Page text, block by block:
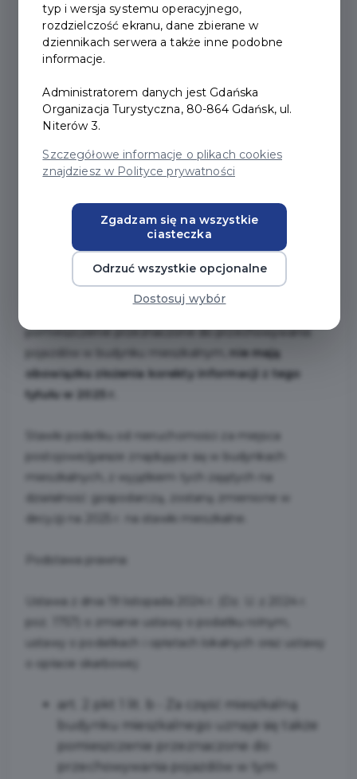
GARAŻ LUB MIEJSCE
POSTOJOWE W
do przechowywania pojazdów znajdujące się w
gospodarczą,będą opodatkowane niższą stawką
tj. stawką przewidzianą dla budynków mieszkalnych
lub ich części.
Osoby fizyczne, którym przysługuje tytuł odrębnej
pomieszczenie przeznaczone do przechowywania
nie mają
obowiązku złożenia korekty informacji z tego
tytułu w 2025 r.
Stawki podatku od nieruchomości za miejsca
postojowe/garaże znajdujące się w budynkach
mieszkalnych, z wyjątkiem tych zajętych na
działalność gospodarczą, zostaną zmienione w
decyzji na 2025 r. na stawki mieszkalne.
Podstawa prawna:
Ustawa z dnia 19 listopada 2024 r. (Dz. U. z 2024 r.
poz. 1757) o zmianie ustawy o podatku rolnym,
ustawy o podatkach i opłatach lokalnych oraz ustawy
o opłacie skarbowej:
art. 2 pkt 1 lit. b - Za część mieszkalną
budynku mieszkalnego uznaje się także
pomieszczenie przeznaczone do
przechowywania pojazdów w tym
typ i wersja systemu operacyjnego,
rozdzielczość ekranu, dane zbierane w
dziennikach serwera a także inne podobne
informacje.
Administratorem danych jest Gdańska
Organizacja Turystyczna, 80-864 Gdańsk, ul.
Niterów 3.
Szczegółowe informacje o plikach cookies
znajdziesz w Polityce prywatności
Zgadzam się na wszystkie
ciasteczka
Odrzuć wszystkie opcjonalne
Dostosuj wybór